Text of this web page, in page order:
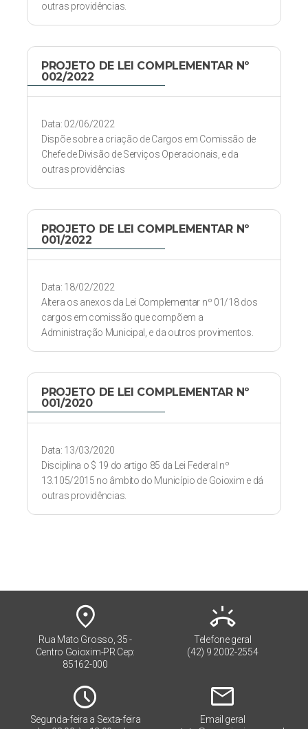
outras providências.
PROJETO DE LEI COMPLEMENTAR Nº
002/2022
Data: 02/06/2022
Dispõe sobre a criação de Cargos em Comissão de
Chefe de Divisão de Serviços Operacionais, e da
outras providências
PROJETO DE LEI COMPLEMENTAR Nº
001/2022
Data: 18/02/2022
Altera os anexos da Lei Complementar nº 01/18 dos
cargos em comissão que compõem a
Administração Municipal, e da outros provimentos.
PROJETO DE LEI COMPLEMENTAR Nº
001/2020
Data: 13/03/2020
Disciplina o $ 19 do artigo 85 da Lei Federal nº
13.105/2015 no âmbito do Município de Goioxim e dá
outras providências.
place
Rua Mato Grosso, 35 -
Centro Goioxim-PR Cep:
85162-000
ring_volume
Telefone geral
(42) 9 2002-2554
Schedule
Segunda-feira a Sexta-feira
mail
Email geral